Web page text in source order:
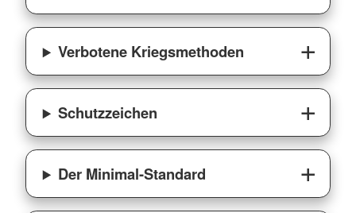
Verbotene Kriegsmethoden
Schutzzeichen
Der Minimal-Standard